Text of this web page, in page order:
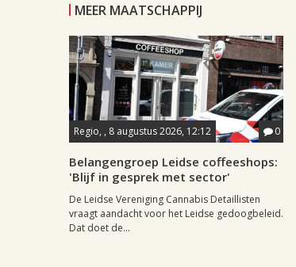
MEER MAATSCHAPPIJ
Regio, , 8 augustus 2026, 12:12 0
Belangengroep Leidse coffeeshops:
'Blijf in gesprek met sector'
De Leidse Vereniging Cannabis Detaillisten
vraagt aandacht voor het Leidse gedoogbeleid.
Dat doet de...